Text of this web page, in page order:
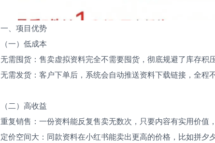
一、项目优势
（一）低成本
无需囤货：售卖虚拟资料完全不需要囤货，彻底规避了库存积
无需发货：客户下单后，系统会自动推送资料下载链接，全程
（二）高收益
重复销售：一份资料能反复售卖无数次，只要内容有实用价值
定价空间大：同款资料在小红书能卖出更高的价格，比如拼夕